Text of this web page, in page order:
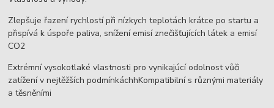
Zlepšuje řazení rychlostí při nízkych teplotách krátce po startu a
přispívá k úspoře paliva, snížení emisí znečišťujících látek a emisí
CO2
Extrémní vysokotlaké vlastnosti pro vynikajúcí odolnost vůči
zatížení v nejtěžších podmínkáchhKompatibilní s různými materiály
a těsněními